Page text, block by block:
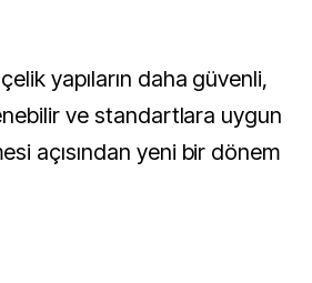
yapıların daha güvenli,
ve standartlara uygun
açısından yeni bir dönem